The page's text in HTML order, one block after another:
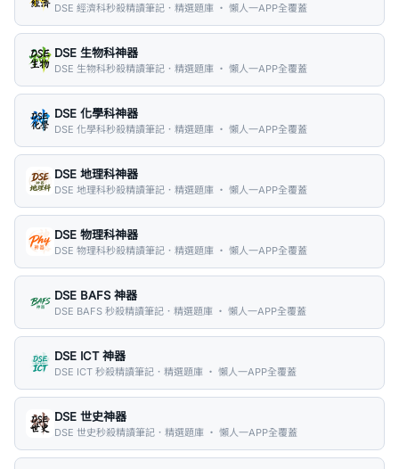
DSE 經濟科秒殺精讀筆記．精選題庫 ・ 懶人一APP全覆蓋
DSE 生物科神器
DSE 生物科秒殺精讀筆記．精選題庫 ・ 懶人一APP全覆蓋
DSE 化學科神器
DSE 化學科秒殺精讀筆記．精選題庫 ・ 懶人一APP全覆蓋
DSE 地理科神器
DSE 地理科秒殺精讀筆記．精選題庫 ・ 懶人一APP全覆蓋
DSE 物理科神器
DSE 物理科秒殺精讀筆記．精選題庫 ・ 懶人一APP全覆蓋
DSE BAFS 神器
DSE BAFS 秒殺精讀筆記．精選題庫 ・ 懶人一APP全覆蓋
DSE ICT 神器
DSE ICT 秒殺精讀筆記．精選題庫 ・ 懶人一APP全覆蓋
DSE 世史神器
DSE 世史秒殺精讀筆記．精選題庫 ・ 懶人一APP全覆蓋